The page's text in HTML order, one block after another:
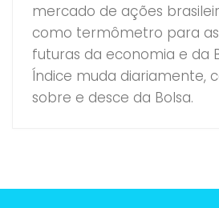
mercado de ações
como termômetro para
futuras da economia e da
Índice muda diariamente,
sobre e desce da Bolsa.